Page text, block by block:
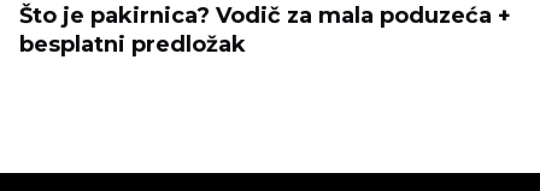
Što je pakirnica? Vodič za mala poduzeća +
besplatni predložak